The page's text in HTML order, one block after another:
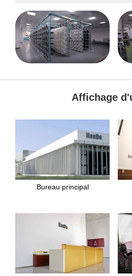
Affichage
Bureau principal